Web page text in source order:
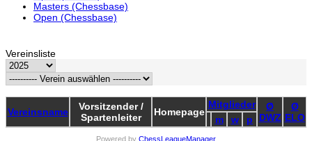
Masters (Chessbase)
Open (Chessbase)
Vereinsliste
Vereinsname
Vorsitzender /
Spartenleiter
Homepage
Mitglieder
Ø
DWZ
Ø
ELO
m w p
Powered by ChessLeagueManager